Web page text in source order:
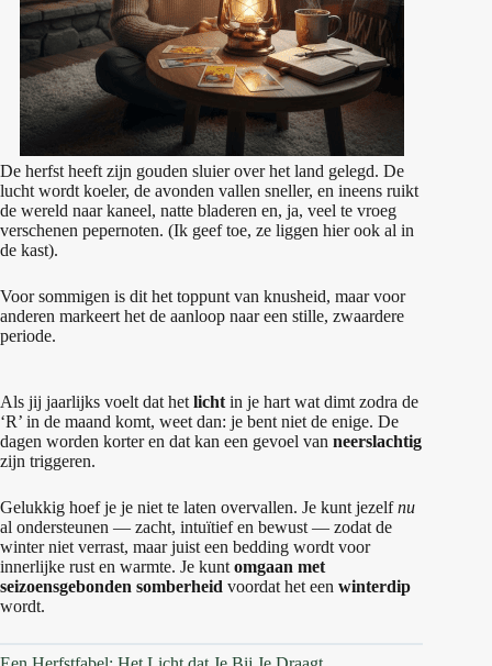
De herfst heeft zijn gouden sluier over het land gelegd. De
lucht wordt koeler, de avonden vallen sneller, en ineens ruikt
de wereld naar kaneel, natte bladeren en, ja, veel te vroeg
verschenen pepernoten. (Ik geef toe, ze liggen hier ook al in
de kast).
Voor sommigen is dit het toppunt van knusheid, maar voor
anderen markeert het de aanloop naar een stille, zwaardere
periode.
Als jij jaarlijks voelt dat het licht in je hart wat dimt zodra de
‘R’ in de maand komt, weet dan: je bent niet de enige. De
dagen worden korter en dat kan een gevoel van neerslachtig
zijn triggeren.
Gelukkig hoef je je niet te laten overvallen. Je kunt jezelfnu
al ondersteunen — zacht, intuïtief en bewust — zodat de
winter niet verrast, maar juist een bedding wordt voor
innerlijke rust en warmte. Je kunt omgaan met
seizoensgebonden somberheid voordat het een winterdip
wordt.